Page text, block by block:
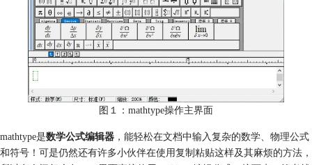
图１：mathtype操作主界面
mathtype是数学公式编辑器 ，能轻松在文档中输入复杂的数学、物理公式
和符号！可是仍然还有许多小伙伴在使用复制粘贴这样及其麻烦的方法，